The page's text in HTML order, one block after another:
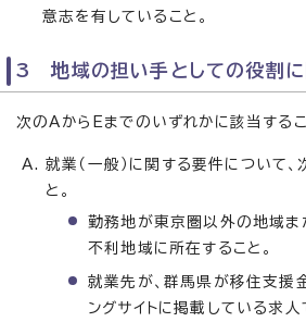
意志を有していること。
3 地域の担い手としての役割に
次のAからEまでのいずれかに該当する
就業（一般）に関する要件について
と。
勤務地が東京圏以外の地域ま
不利地域に所在すること。
就業先が、群馬県が移住支援
ングサイトに掲載している求人